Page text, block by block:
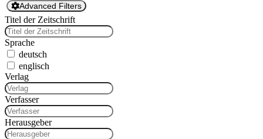
Advanced Filters
Titel der Zeitschrift
Sprache
deutsch
englisch
Ver­lag
Ver­fass­er
Her­aus­ge­ber